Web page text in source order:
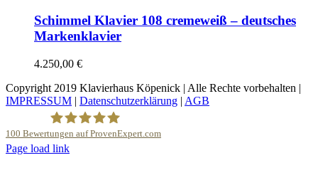
Schimmel Klavier 108 cremeweiß – deutsches
Markenklavier
4.250,00 €
Copyright 2019 Klavierhaus Köpenick | Alle Rechte vorbehalten |
IMPRESSUM | Datenschutzerklärung | AGB
100 Bewertungen auf ProvenExpert.com
YouTube
Page load link